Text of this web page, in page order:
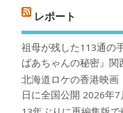
レポート
祖母が残した113通の
ばあちゃんの秘密』関
北海道ロケの香港映画
日に全国公開 2026年7